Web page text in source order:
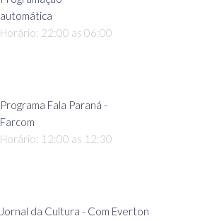
automática
Horário: 22:00 as 06:00
Programa Fala Paraná -
Farcom
Horário: 12:00 as 12:30
Jornal da Cultura - Com Everton